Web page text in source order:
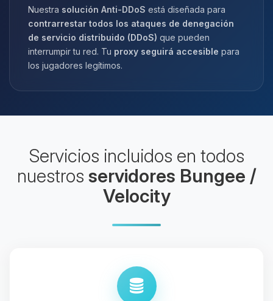
Nuestra solución Anti-DDoS está diseñada para
contrarrestar todos los ataques de denegación
de servicio distribuido (DDoS) que pueden
interrumpir tu red. Tu proxy seguirá accesible para
los jugadores legítimos.
Servicios incluidos en todos
nuestros servidores Bungee /
Velocity